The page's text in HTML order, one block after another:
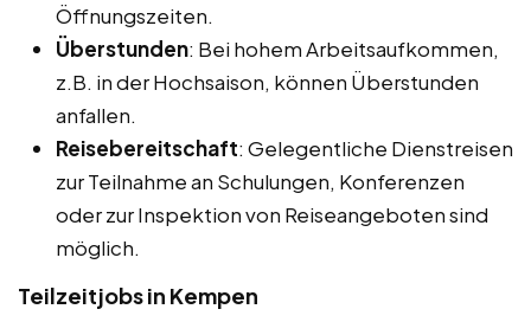
Öffnungszeiten.
Überstunden: Bei hohem Arbeitsaufkommen,
z.B. in der Hochsaison, können Überstunden
anfallen.
Reisebereitschaft: Gelegentliche Dienstreisen
zur Teilnahme an Schulungen, Konferenzen
oder zur Inspektion von Reiseangeboten sind
möglich.
Teilzeitjobs in Kempen